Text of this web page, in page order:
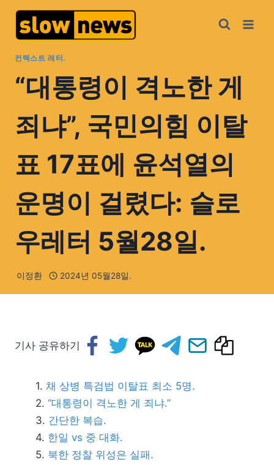
컨텍스트 레터.
“대통령이 격노한 게
죄냐”, 국민의힘 이탈
표 17표에 윤석열의
운명이 걸렸다: 슬로
우레터 5월28일.
이정환 2024년 05월28일.
기사 공유하기
채 상병 특검법 이탈표 최소 5명.
“대통령이 격노한 게 죄냐.”
간단한 복습.
한일 vs 중 대화.
북한 정찰 위성은 실패.